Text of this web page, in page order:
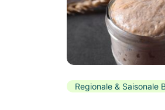
Regionale & Saisonale